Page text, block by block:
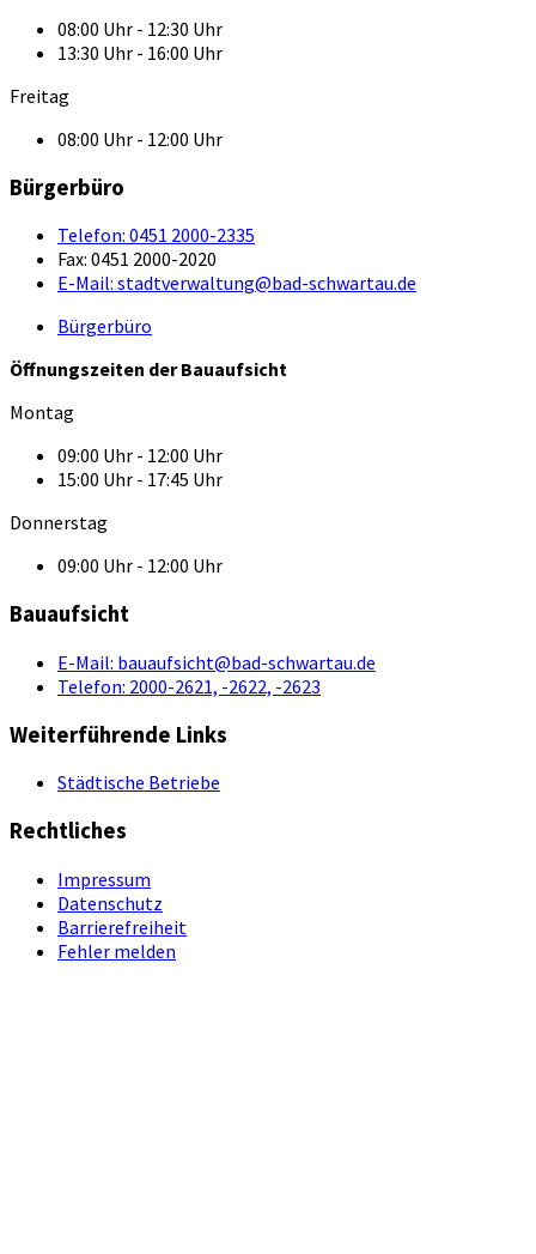
08:00 Uhr - 12:30 Uhr
13:30 Uhr - 16:00 Uhr
Freitag
08:00 Uhr - 12:00 Uhr
Bürgerbüro
Telefon: 0451 2000-2335
Fax: 0451 2000-2020
E-Mail: stadtverwaltung@bad-schwartau.de
Bürgerbüro
Öffnungszeiten der Bauaufsicht
Montag
09:00 Uhr - 12:00 Uhr
15:00 Uhr - 17:45 Uhr
Donnerstag
09:00 Uhr - 12:00 Uhr
Bauaufsicht
E-Mail: bauaufsicht@bad-schwartau.de
Telefon: 2000-2621, -2622, -2623
Weiterführende Links
Städtische Betriebe
Rechtliches
Impressum
Datenschutz
Barrierefreiheit
Fehler melden